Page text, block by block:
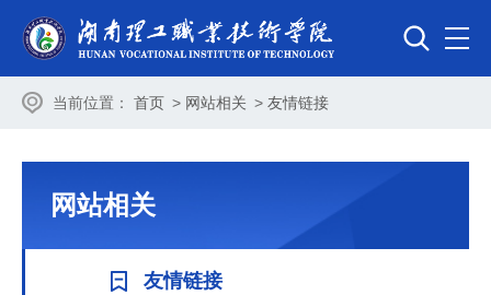
当前位置： 首页 > 网站相关 > 友情链接
网站相关
友情链接